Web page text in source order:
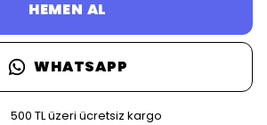
HEMEN AL
WHATSAPP
500 TL üzeri ücretsiz kargo